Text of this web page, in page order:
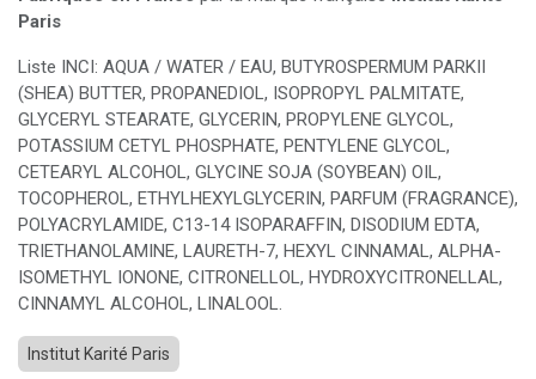
Paris
Liste INCI: AQUA / WATER / EAU, BUTYROSPERMUM PARKII
(SHEA) BUTTER, PROPANEDIOL, ISOPROPYL PALMITATE,
GLYCERYL STEARATE, GLYCERIN, PROPYLENE GLYCOL,
POTASSIUM CETYL PHOSPHATE, PENTYLENE GLYCOL,
CETEARYL ALCOHOL, GLYCINE SOJA (SOYBEAN) OIL,
TOCOPHEROL, ETHYLHEXYLGLYCERIN, PARFUM (FRAGRANCE),
POLYACRYLAMIDE, C13-14 ISOPARAFFIN, DISODIUM EDTA,
TRIETHANOLAMINE, LAURETH-7, HEXYL CINNAMAL, ALPHA-
ISOMETHYL IONONE, CITRONELLOL, HYDROXYCITRONELLAL,
CINNAMYL ALCOHOL, LINALOOL.
Institut Karité Paris